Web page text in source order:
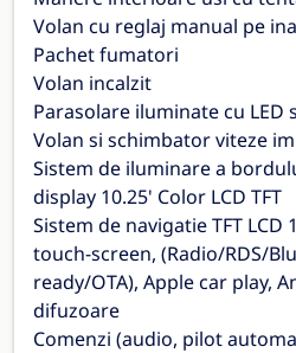
Volan cu reglaj manual pe
Pachet fumatori
Volan incalzit
Parasolare iluminate cu
Volan si schimbator viteze
Sistem de iluminare a
display 10.25' Color LCD TFT
Sistem de navigatie TFT
touch-screen, (Radio/RDS/
ready/OTA), Apple car play,
difuzoare
Comenzi (audio, pilot